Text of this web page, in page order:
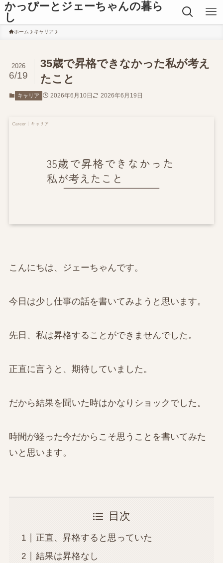
かっぴーとジェーちゃんの暮ら
し
ホーム キャリア
35歳で昇格できなかった私が考え
たこと
2026
6/19
キャリア 2026年6月10日 2026年6月19日
こんにちは、ジェーちゃんです。
今日は少し仕事の話を書いてみようと思います。
先日、私は昇格することができませんでした。
正直に言うと、期待していました。
だから結果を聞いた時はかなりショックでした。
時間が経った今だからこそ思うことを書いてみた
いと思います。
目次
正直、昇格すると思っていた
結果は昇格なし